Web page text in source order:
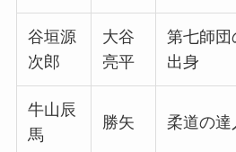
谷垣源
次郎
大谷
亮平
第七師団
出身
牛山辰
馬
勝矢 柔道の達